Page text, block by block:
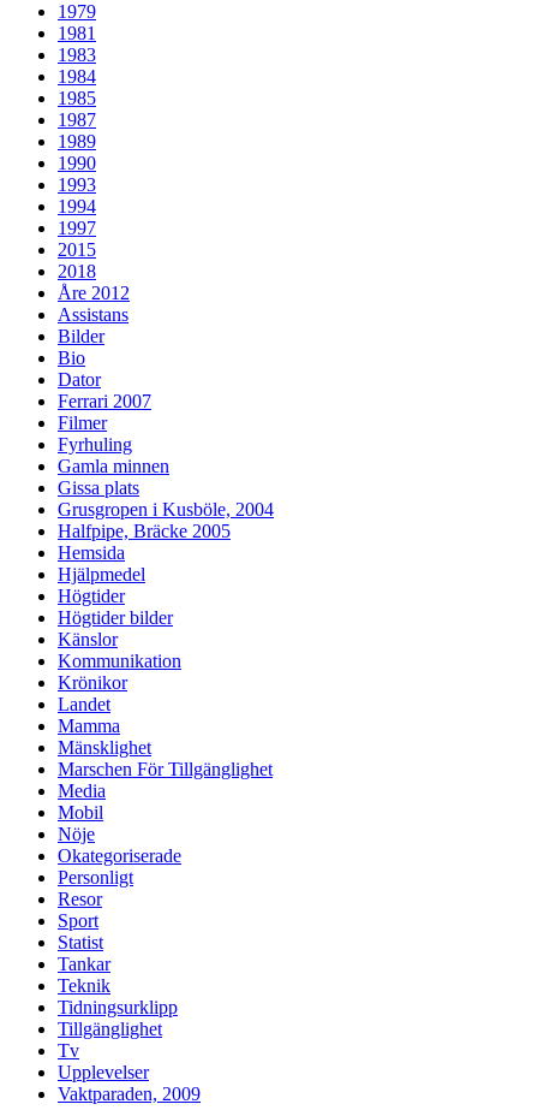
1979
1981
1983
1984
1985
1987
1989
1990
1993
1994
1997
2015
2018
Åre 2012
Assistans
Bilder
Bio
Dator
Ferrari 2007
Filmer
Fyrhuling
Gamla minnen
Gissa plats
Grusgropen i Kusböle, 2004
Halfpipe, Bräcke 2005
Hemsida
Hjälpmedel
Högtider
Högtider bilder
Känslor
Kommunikation
Krönikor
Landet
Mamma
Mänsklighet
Marschen För Tillgänglighet
Media
Mobil
Nöje
Okategoriserade
Personligt
Resor
Sport
Statist
Tankar
Teknik
Tidningsurklipp
Tillgänglighet
Tv
Upplevelser
Vaktparaden, 2009